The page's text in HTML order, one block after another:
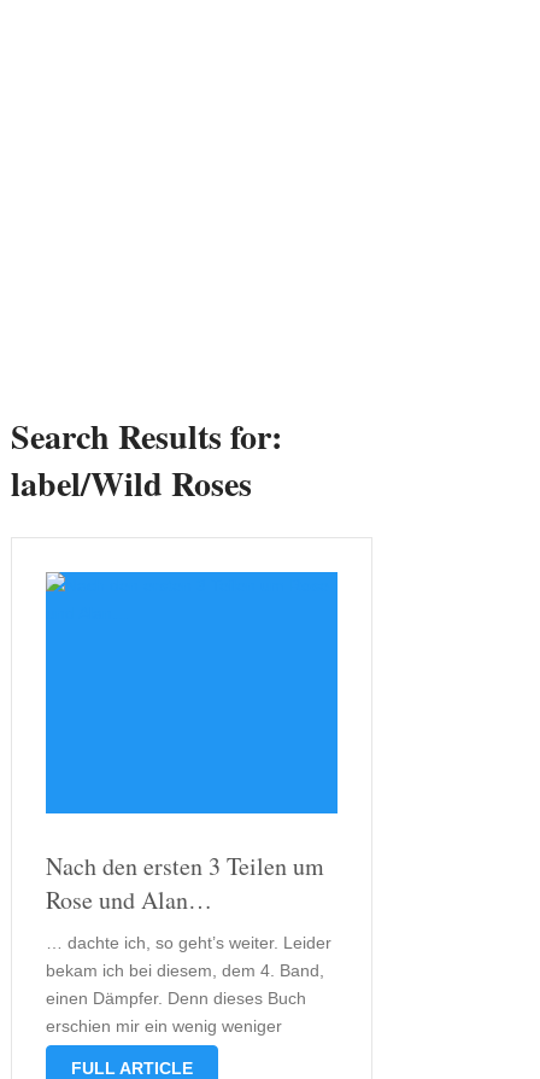
Search Results for:
label/Wild Roses
Nach den ersten 3 Teilen um
Rose und Alan…
… dachte ich, so geht’s weiter. Leider
bekam ich bei diesem, dem 4. Band,
einen Dämpfer. Denn dieses Buch
erschien mir ein wenig weniger
mystisch als die vorangegangenen
FULL ARTICLE